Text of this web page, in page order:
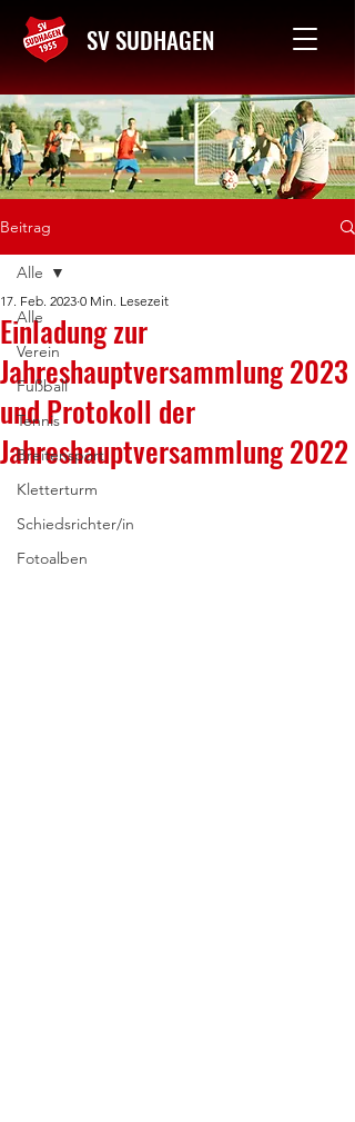
SV SUDHAGEN
Kontakt
Beitrag
Alle
Verein
Fußball
Tennis
Breitensport
Kletterturm
Schiedsrichter/in
Fotoalben
Alle
Einladung zur
Jahreshauptversammlung 2023
und Protokoll der
Jahreshauptversammlung 2022
17. Feb. 2023 0 Min. Lesezeit